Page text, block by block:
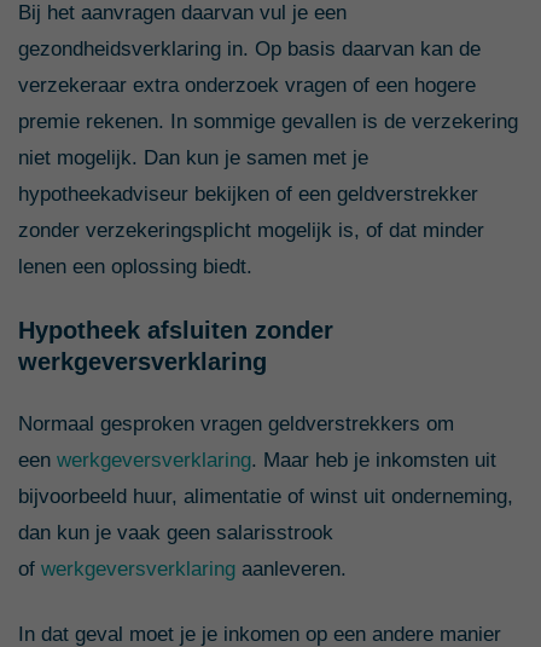
Bij het aanvragen daarvan vul je een
gezondheidsverklaring in. Op basis daarvan kan de
verzekeraar extra onderzoek vragen of een hogere
premie rekenen. In sommige gevallen is de verzekering
niet mogelijk. Dan kun je samen met je
hypotheekadviseur bekijken of een geldverstrekker
zonder verzekeringsplicht mogelijk is, of dat minder
lenen een oplossing biedt.
Hypotheek afsluiten zonder
werkgeversverklaring
Normaal gesproken vragen geldverstrekkers om
een werkgeversverklaring. Maar heb je inkomsten uit
bijvoorbeeld huur, alimentatie of winst uit onderneming,
dan kun je vaak geen salarisstrook
of werkgeversverklaring aanleveren.
In dat geval moet je je inkomen op een andere manier